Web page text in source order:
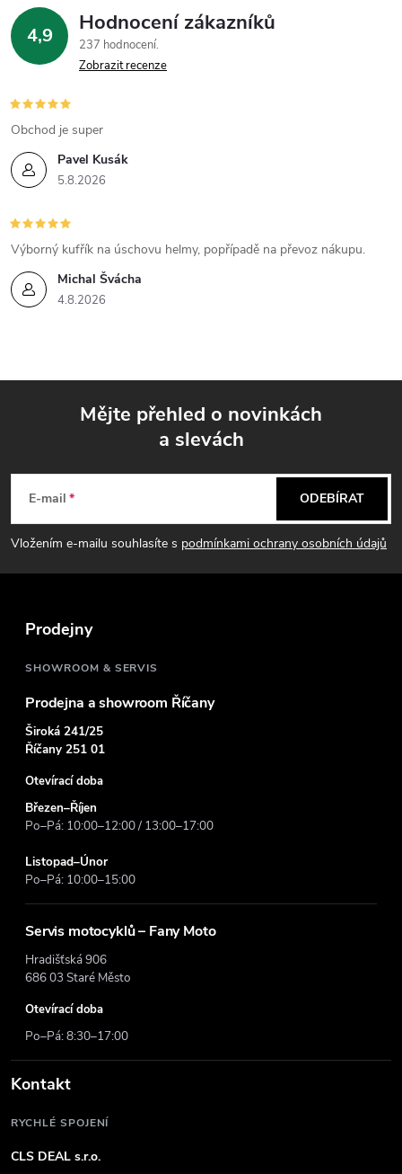
y
v
ý
p
i
s
u
4,9 Hodnocení zákazníků
237 hodnocení
Zobrazit recenze
Pavel Kusák
5.8.2026
Obchod je super
Michal Švácha
4.8.2026
Výborný kufřík na úschovu helmy, popřípadě na převoz nákupu.
p
Mějte přehled o novinkách
a slevách
E-mail
Vložením e-mailu souhlasíte s podmínkami ochrany osobních údajů
ODEBÍRAT
Prodejny
SHOWROOM & SERVIS
Prodejna a showroom Říčany
Široká 241/25
Říčany 251 01
Otevírací doba
Březen–Říjen
Po–Pá: 10:00–12:00 / 13:00–17:00
Listopad–Únor
Po–Pá: 10:00–15:00
Servis motocyklů – Fany Moto
Hradišťská 906
686 03 Staré Město
Otevírací doba
Po–Pá: 8:30–17:00
Kontakt
RYCHLÉ SPOJENÍ
CLS DEAL s.r.o.